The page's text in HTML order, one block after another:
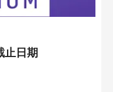
止日期